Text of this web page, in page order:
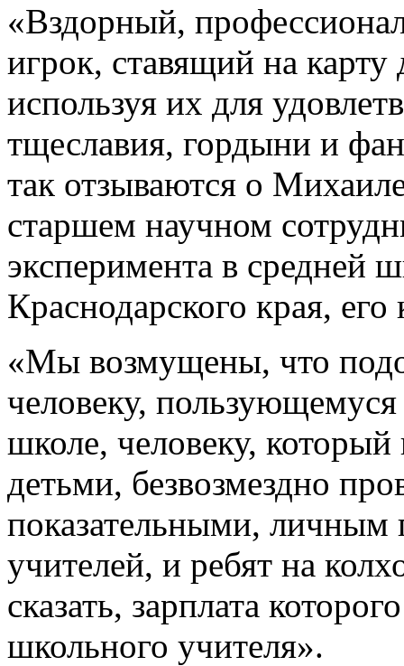
«Вздорный,
игрок, ставящий на
используя их для
тщеславия, гордыни и
так отзываются о
старшем научном
эксперимента в средней
Краснодарского края, его
«Мы возмущены, что
человеку,
школе, человеку, который
детьми, безвозмездно
показательными, личным
учителей, и ребят на
сказать, зарплата
школьного учителя».